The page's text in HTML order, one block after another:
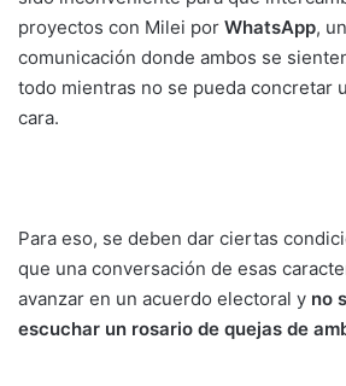
proyectos con Milei por WhatsApp,
comunicación donde ambos se
todo mientras no se pueda concretar
cara.
Para eso, se deben dar ciertas
que una conversación de esas
avanzar en un acuerdo electoral y no
escuchar un rosario de quejas de